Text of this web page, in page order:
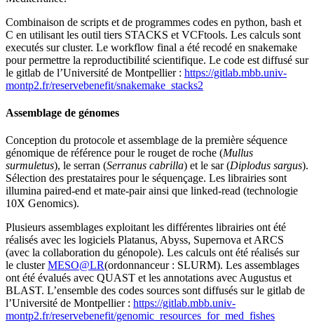
Combinaison de scripts et de programmes codes en python, bash et
C en utilisant les outil tiers STACKS et VCFtools. Les calculs sont
executés sur cluster. Le workflow final a été recodé en snakemake
pour permettre la reproductibilité scientifique. Le code est diffusé sur
le gitlab de l’Université de Montpellier : https://gitlab.mbb.univ-
montp2.fr/reservebenefit/snakemake_stacks2
Assemblage de génomes
Conception du protocole et assemblage de la première séquence
génomique de référence pour le rouget de roche (Mullus
surmuletus), le serran (Serranus cabrilla) et le sar (Diplodus sargus).
Sélection des prestataires pour le séquençage. Les librairies sont
illumina paired-end et mate-pair ainsi que linked-read (technologie
10X Genomics).
Plusieurs assemblages exploitant les différentes librairies ont été
réalisés avec les logiciels Platanus, Abyss, Supernova et ARCS
(avec la collaboration du génopole). Les calculs ont été réalisés sur
le clusterMESO@LR(ordonnanceur : SLURM). Les assemblages
ont été évalués avec QUAST et les annotations avec Augustus et
BLAST. L’ensemble des codes sources sont diffusés sur le gitlab de
l’Université de Montpellier : https://gitlab.mbb.univ-
montp2.fr/reservebenefit/genomic_resources_for_med_fishes